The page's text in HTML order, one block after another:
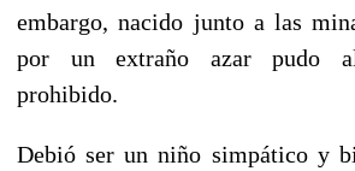
embargo, nacido junto a las
por un extraño azar pudo
prohibido.
Debió ser un niño simpático y